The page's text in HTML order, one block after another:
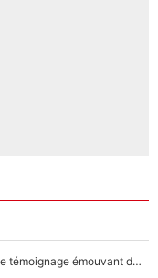
F1 : « Je lui ai fait un câlin, puis j’ai dû partir...», le témoignage émouvant de Max Verstappen sur sa fille